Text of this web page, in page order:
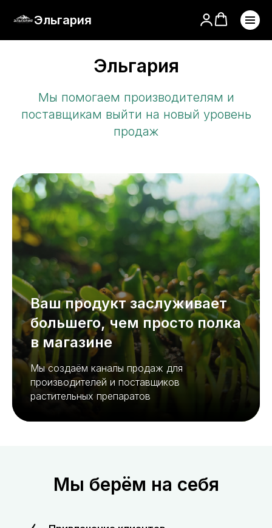
Эльгария
Эльгария
Мы помогаем производителям и
поставщикам выйти на новый уровень
продаж
Ваш продукт заслуживает
большего, чем просто полка
в магазине
Мы создаём каналы продаж для
производителей и поставщиков
растительных препаратов
Мы берём на себя